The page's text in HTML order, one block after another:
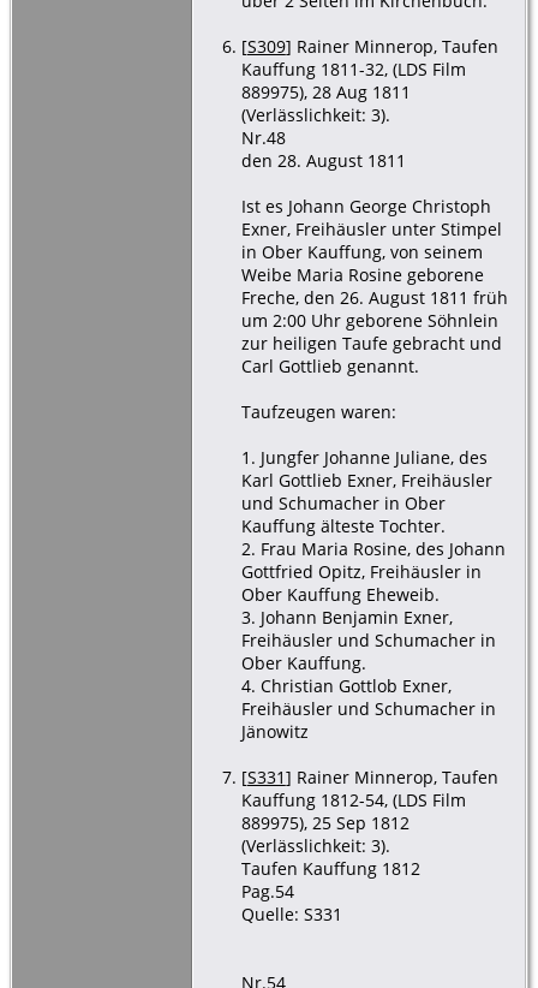
[S309] Rainer Minnerop, Taufen
Kauffung 1811-32, (LDS Film
889975), 28 Aug 1811
(Verlässlichkeit: 3).
Nr.48
den 28. August 1811
Ist es Johann George Christoph
Exner, Freihäusler unter Stimpel
in Ober Kauffung, von seinem
Weibe Maria Rosine geborene
Freche, den 26. August 1811 früh
um 2:00 Uhr geborene Söhnlein
zur heiligen Taufe gebracht und
Carl Gottlieb genannt.
Taufzeugen waren:
1. Jungfer Johanne Juliane, des
Karl Gottlieb Exner, Freihäusler
und Schumacher in Ober
Kauffung älteste Tochter.
2. Frau Maria Rosine, des Johann
Gottfried Opitz, Freihäusler in
Ober Kauffung Eheweib.
3. Johann Benjamin Exner,
Freihäusler und Schumacher in
Ober Kauffung.
4. Christian Gottlob Exner,
Freihäusler und Schumacher in
Jänowitz
[S331] Rainer Minnerop, Taufen
Kauffung 1812-54, (LDS Film
889975), 25 Sep 1812
(Verlässlichkeit: 3).
Taufen Kauffung 1812
Pag.54
Quelle: S331
Nr.54